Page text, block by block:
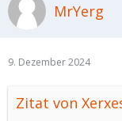
MrYerg
9. Dezember 2024
Zitat von